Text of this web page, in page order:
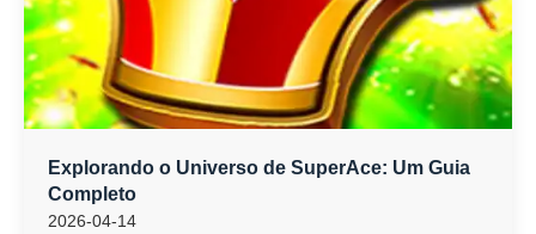
Explorando o Universo de SuperAce: Um Guia
Completo
2026-04-14